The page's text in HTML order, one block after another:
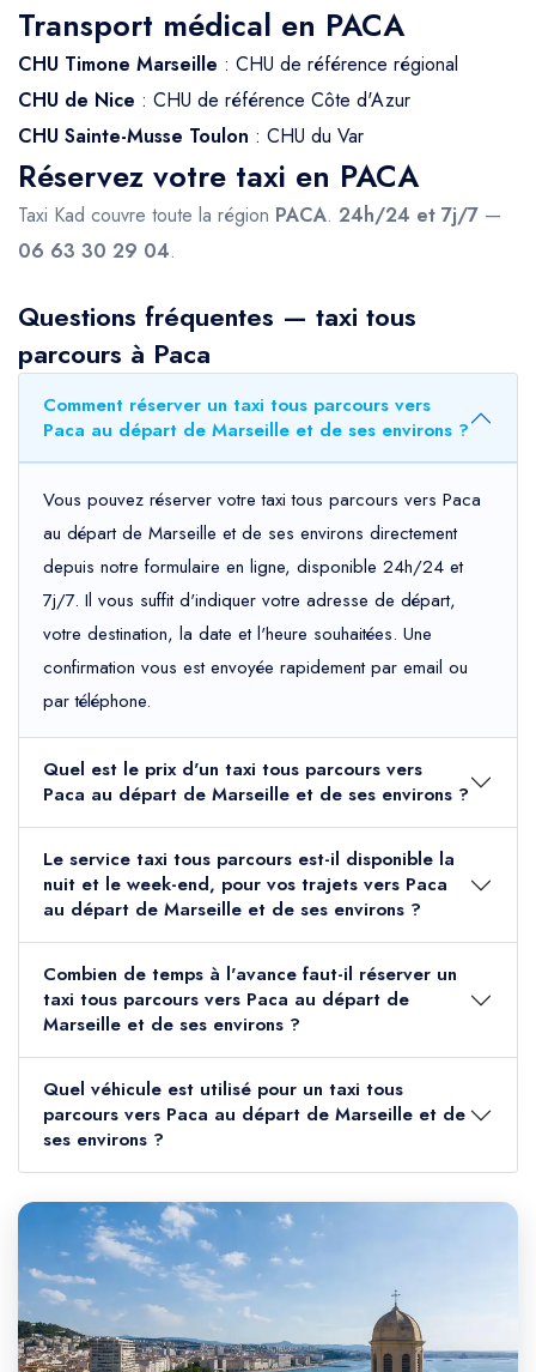
Transport médical en PACA
CHU Timone Marseille : CHU de référence régional
CHU de Nice : CHU de référence Côte d'Azur
CHU Sainte-Musse Toulon : CHU du Var
Réservez votre taxi en PACA
Taxi Kad couvre toute la région PACA. 24h/24 et 7j/7 —
06 63 30 29 04.
Questions fréquentes — taxi tous
parcours à Paca
Comment réserver un taxi tous parcours vers
Paca au départ de Marseille et de ses environs ?
Vous pouvez réserver votre taxi tous parcours vers Paca
au départ de Marseille et de ses environs directement
depuis notre formulaire en ligne, disponible 24h/24 et
7j/7. Il vous suffit d'indiquer votre adresse de départ,
votre destination, la date et l'heure souhaitées. Une
confirmation vous est envoyée rapidement par email ou
par téléphone.
Quel est le prix d'un taxi tous parcours vers
Paca au départ de Marseille et de ses environs ?
Le service taxi tous parcours est-il disponible la
nuit et le week-end, pour vos trajets vers Paca
au départ de Marseille et de ses environs ?
Combien de temps à l'avance faut-il réserver un
taxi tous parcours vers Paca au départ de
Marseille et de ses environs ?
Quel véhicule est utilisé pour un taxi tous
parcours vers Paca au départ de Marseille et de
ses environs ?